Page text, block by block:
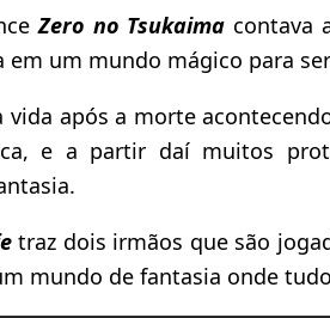
Zero no Tsukaima contava
um mundo mágico para
após a morte
e a partir daí muitos
traz dois irmãos que são
mundo de fantasia onde